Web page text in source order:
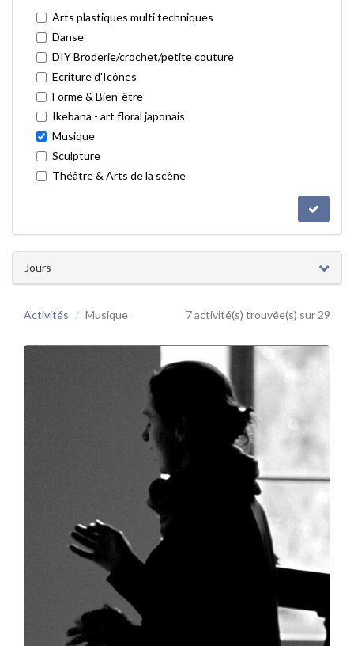
Arts plastiques multi techniques
Danse
DIY Broderie/crochet/petite couture
Ecriture d'Icônes
Forme & Bien-être
Ikebana - art floral japonais
Musique
Sculpture
Théâtre & Arts de la scène
Jours
Activités Musique 7 activité(s) trouvée(s) sur 29